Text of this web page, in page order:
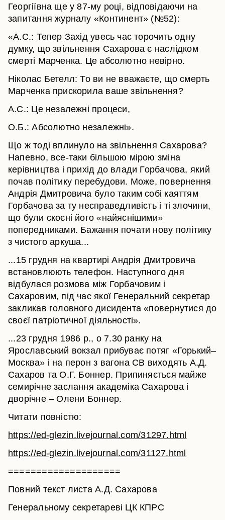
Георгіївна ще у 87-му році, відповідаючи на
запитання журналу «Континент» (№52):
«А.С.: Тепер Захід увесь час торочить одну
думку, що звільнення Сахарова є наслідком
смерті Марченка. Це абсолютно невірно.
Ніколас Бетелл: То ви не вважаєте, що смерть
Марченка прискорила ваше звільнення?
А.С.: Це незалежні процеси,
О.Б.: Абсолютно незалежні».
Що ж тоді вплинуло на звільнення Сахарова?
Напевно, все-таки більшою мірою зміна
керівництва і прихід до влади Горбачова, який
почав політику перебудови. Може, повернення
Андрія Дмитровича було таким собі каяттям
Горбачова за ту несправедливість і ті злочини,
що були скоєні його «найяснішими»
попередниками. Бажання почати нову політику
з чистого аркуша...
...15 грудня на квартирі Андрія Дмитровича
встановлюють телефон. Наступного дня
відбулася розмова між Горбачовим і
Сахаровим, під час якої Генеральний секретар
закликав головного дисидента «повернутися до
своєї патріотичної діяльності».
...23 грудня 1986 р., о 7.30 ранку на
Ярославський вокзал прибуває потяг «Горький–
Москва» і на перон з вагона СВ виходять А.Д.
Сахаров та О.Г. Боннер. Припиняється майже
семирічне заслання академіка Сахарова і
дворічне – Олени Боннер.
Читати повністю:
https://ed-glezin.livejournal.com/31297.html
https://ed-glezin.livejournal.com/31127.html
====================
Повний текст листа А.Д. Сахарова
Генеральному секретареві ЦК КПРС